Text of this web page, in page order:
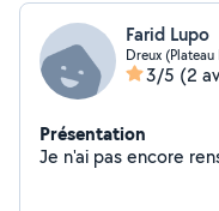
Farid Lupo
Dreux
3/5 (2
Présentation